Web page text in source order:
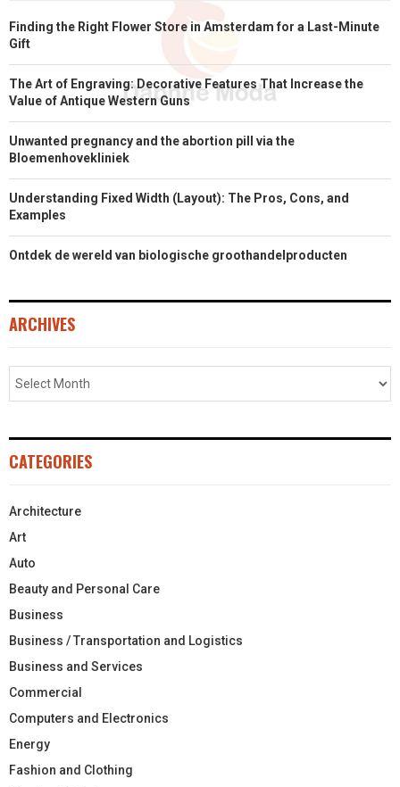
E
)
K S N
Finding the Right Flower Store in Amsterdam for a Last-Minute
Gift
The Art of Engraving: Decorative Features That Increase the
Value of Antique Western Guns
Unwanted pregnancy and the abortion pill via the
Bloemenhovekliniek
Understanding Fixed Width (Layout): The Pros, Cons, and
Examples
Ontdek de wereld van biologische groothandelproducten
ARCHIVES
CATEGORIES
Architecture
Art
Auto
Beauty and Personal Care
Business
Business / Transportation and Logistics
Business and Services
Commercial
Computers and Electronics
Energy
Fashion and Clothing